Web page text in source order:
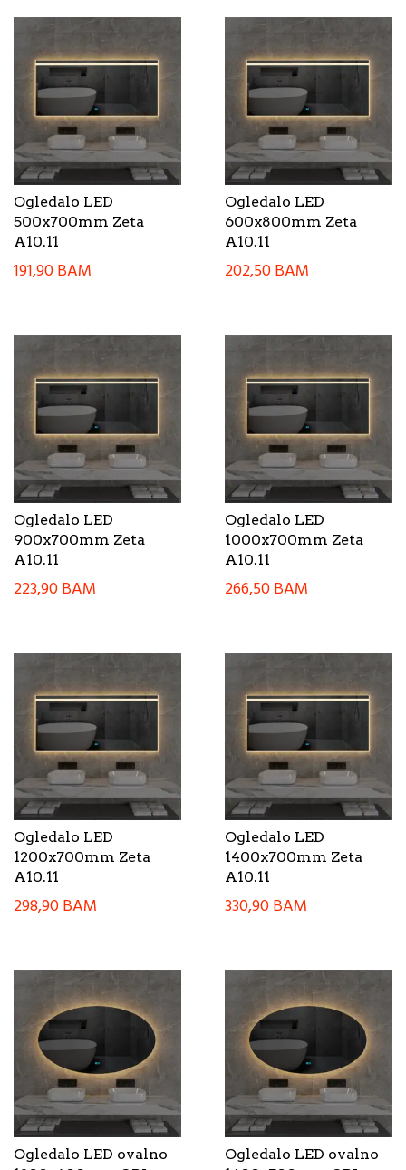
Ogledalo LED
500x700mm Zeta
A10.11
191,90BAM
Ogledalo LED
600x800mm Zeta
A10.11
202,50BAM
Ogledalo LED
900x700mm Zeta
A10.11
223,90BAM
Ogledalo LED
1000x700mm Zeta
A10.11
266,50BAM
Ogledalo LED
1200x700mm Zeta
A10.11
298,90BAM
Ogledalo LED
1400x700mm Zeta
A10.11
330,90BAM
Ogledalo LED ovalno
Ogledalo LED ovalno